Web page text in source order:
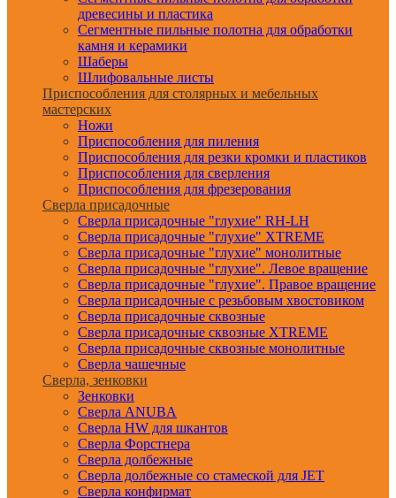
древесины и пластика
Сегментные пильные полотна для обработки
камня и керамики
Шаберы
Шлифовальные листы
Приспособления для столярных и мебельных
мастерских
Ножи
Приспособления для пиления
Приспособления для резки кромки и пластиков
Приспособления для сверления
Приспособления для фрезерования
Сверла присадочные
Сверла присадочные "глухие" RH-LH
Сверла присадочные "глухие" XTREME
Сверла присадочные "глухие" монолитные
Сверла присадочные "глухие". Левое вращение
Сверла присадочные "глухие". Правое вращение
Сверла присадочные с резьбовым хвостовиком
Сверла присадочные сквозные
Сверла присадочные сквозные XTREME
Сверла присадочные сквозные монолитные
Сверла чашечные
Сверла, зенковки
Зенковки
Сверла ANUBA
Сверла HW для шкантов
Сверла Форстнера
Сверла долбежные
Сверла долбежные со стамеской для JET
Сверла конфирмат